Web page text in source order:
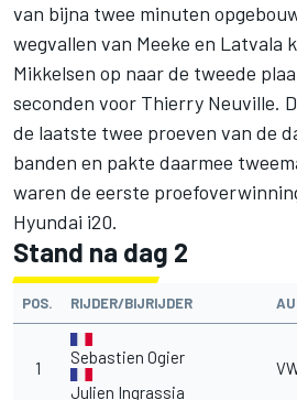
van bijna twee minuten
wegvallen van Meeke en Latvala
Mikkelsen op naar de tweede
seconden voor Thierry Neuville.
de laatste twee proeven van de
banden en pakte daarmee
waren de eerste
Hyundai i20.
Stand na dag 2
POS. RIJDER/BIJRIJDER
1
Sebastien Ogier
Julien Ingrassia